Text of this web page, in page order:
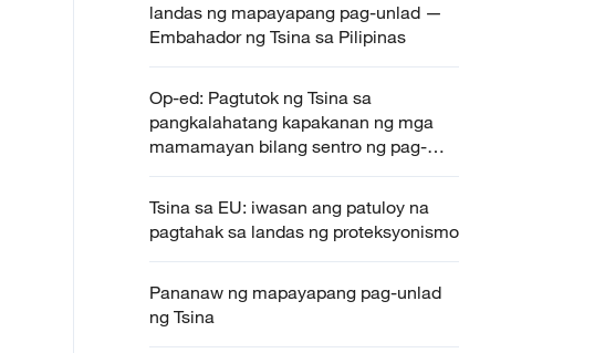
landas ng mapayapang pag-unlad —
Embahador ng Tsina sa Pilipinas
Op-ed: Pagtutok ng Tsina sa
pangkalahatang kapakanan ng mga
mamamayan bilang sentro ng pag-
unlad, parehong landas na tinatahak
Tsina sa EU: iwasan ang patuloy na
pagtahak sa landas ng proteksyonismo
Pananaw ng mapayapang pag-unlad
ng Tsina